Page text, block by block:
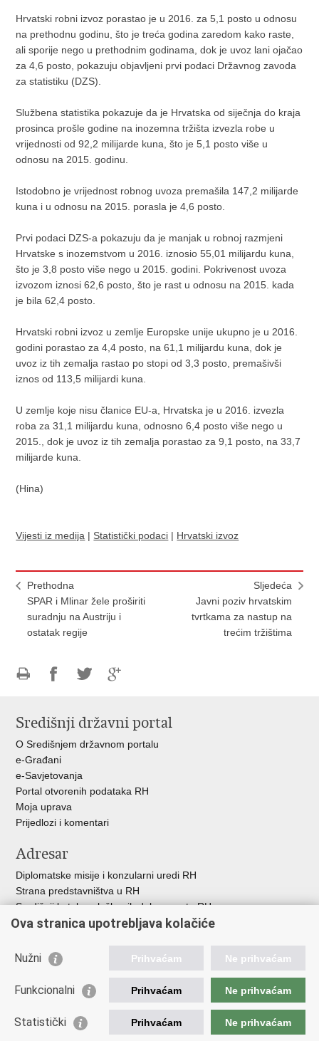
Hrvatski robni izvoz porastao je u 2016. za 5,1 posto u odnosu
na prethodnu godinu, što je treća godina zaredom kako raste,
ali sporije nego u prethodnim godinama, dok je uvoz lani ojačao
za 4,6 posto, pokazuju objavljeni prvi podaci Državnog zavoda
za statistiku (DZS).
Službena statistika pokazuje da je Hrvatska od siječnja do kraja
prosinca prošle godine na inozemna tržišta izvezla robe u
vrijednosti od 92,2 milijarde kuna, što je 5,1 posto više u
odnosu na 2015. godinu.
Istodobno je vrijednost robnog uvoza premašila 147,2 milijarde
kuna i u odnosu na 2015. porasla je 4,6 posto.
Prvi podaci DZS-a pokazuju da je manjak u robnoj razmjeni
Hrvatske s inozemstvom u 2016. iznosio 55,01 milijardu kuna,
što je 3,8 posto više nego u 2015. godini. Pokrivenost uvoza
izvozom iznosi 62,6 posto, što je rast u odnosu na 2015. kada
je bila 62,4 posto.
Hrvatski robni izvoz u zemlje Europske unije ukupno je u 2016.
godini porastao za 4,4 posto, na 61,1 milijardu kuna, dok je
uvoz iz tih zemalja rastao po stopi od 3,3 posto, premašivši
iznos od 113,5 milijardi kuna.
U zemlje koje nisu članice EU-a, Hrvatska je u 2016. izvezla
roba za 31,1 milijardu kuna, odnosno 6,4 posto više nego u
2015., dok je uvoz iz tih zemalja porastao za 9,1 posto, na 33,7
milijarde kuna.
(Hina)
Vijesti iz medija | Statistički podaci | Hrvatski izvoz
Prethodna
SPAR i Mlinar žele proširiti
suradnju na Austriju i
ostatak regije
Sljedeća
Javni poziv hrvatskim
tvrtkama za nastup na
trećim tržištima
FacebookuTwitteruGoogle
Središnji državni portal
O Središnjem državnom portalu
e-Građani
e-Savjetovanja
Portal otvorenih podataka RH
Moja uprava
Prijedlozi i komentari
Adresar
Diplomatske misije i konzularni uredi RH
Strana predstavništva u RH
Središnji katalog službenih dokumenata RH
Adresar tijela javne vlasti
Besplatni telefoni javne uprave
Korisne poveznice
Hrvatska gospodarska komora
Ova stranica upotrebljava kolačiće
Nužni Prihvaćam Ne prihvaćam
Funkcionalni Prihvaćam Ne prihvaćam
Statistički Prihvaćam Ne prihvaćam